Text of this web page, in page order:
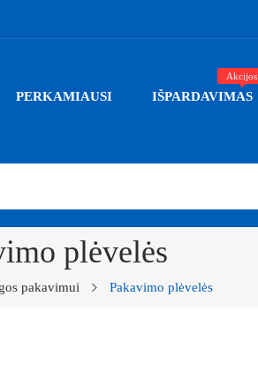
PERKAMIAUSI IŠPARDAVIMAS
Akcijos
plėvelės
pakavimui Pakavimo plėvelės